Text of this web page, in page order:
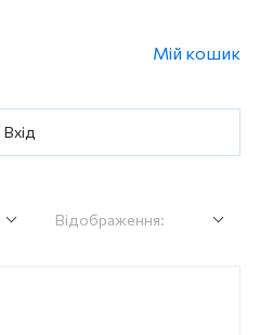
Мій кошик
Вхід
Відображення: